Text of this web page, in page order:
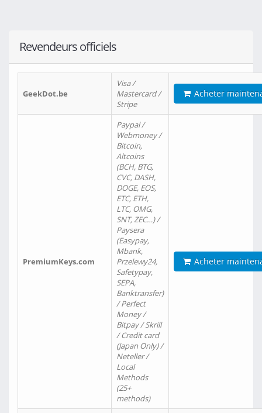
Revendeurs officiels
GeekDot.be
Visa /
Mastercard /
Stripe
Acheter
PremiumKeys.com
Paypal /
Webmoney /
Bitcoin,
Altcoins
(BCH, BTG,
CVC, DASH,
DOGE, EOS,
ETC, ETH,
LTC, OMG,
SNT, ZEC…) /
Paysera
(Easypay,
Mbank,
Przelewy24,
Safetypay,
SEPA,
Banktransfer)
/ Perfect
Money /
Bitpay / Skrill
/ Credit card
(Japan Only) /
Neteller /
Local
Methods
(25+
methods)
Acheter